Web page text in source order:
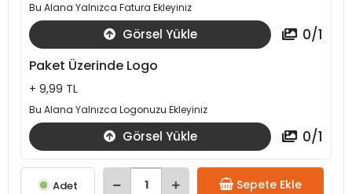
Bu Alana Yalnızca Fatura Ekleyiniz
Görsel Yükle 0/1
Paket Üzerinde Logo
+ 9,99 TL
Bu Alana Yalnızca Logonuzu Ekleyiniz
Görsel Yükle 0/1
Adet Sepete Ekle